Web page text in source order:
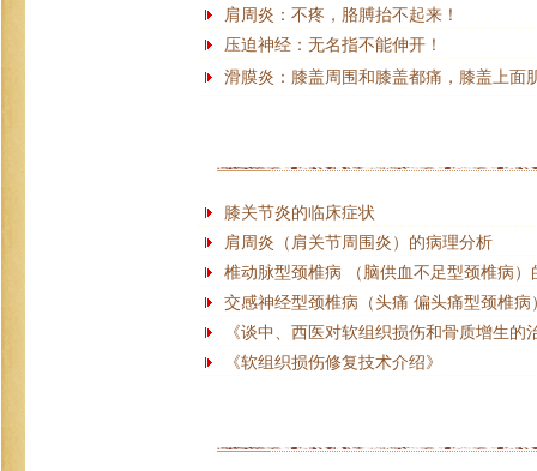
肩周炎：不疼，胳膊抬不起来！
压迫神经：无名指不能伸开！
滑膜炎：膝盖周围和膝盖都痛，膝盖上面
膝关节炎的临床症状
肩周炎（肩关节周围炎）的病理分析
椎动脉型颈椎病 （脑供血不足型颈椎病）
交感神经型颈椎病（头痛 偏头痛型颈椎病
《谈中、西医对软组织损伤和骨质增生的
《软组织损伤修复技术介绍》